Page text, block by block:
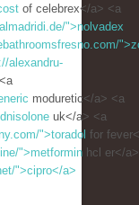
of celebrex</a> <a
">nolvadex
alexandru-
<a
moduretic</a> <a
uk</a> <a
">toradol for
">metformin hcl er</
">cipro</a>